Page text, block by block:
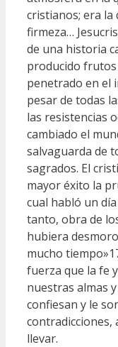
cristianos; era
firmeza…
de una historia
producido frutos
penetrado en el
pesar de todas
las resistencias
cambiado el
salvaguarda de
sagrados. El
mayor éxito la
cual habló un
tanto, obra de
hubiera
mucho
fuerza que la fe
nuestras almas
confiesan y le
contradicciones,
llevar.